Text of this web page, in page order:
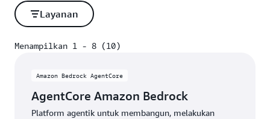
Layanan
Menampilkan 1 - 8 (10)
Amazon Bedrock AgentCore
AgentCore Amazon Bedrock
Platform agentik untuk membangun, melakukan